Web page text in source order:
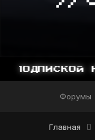
НА
Форумы
Главная